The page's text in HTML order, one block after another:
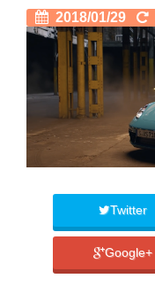
2018/01/29
Twitter
Google+